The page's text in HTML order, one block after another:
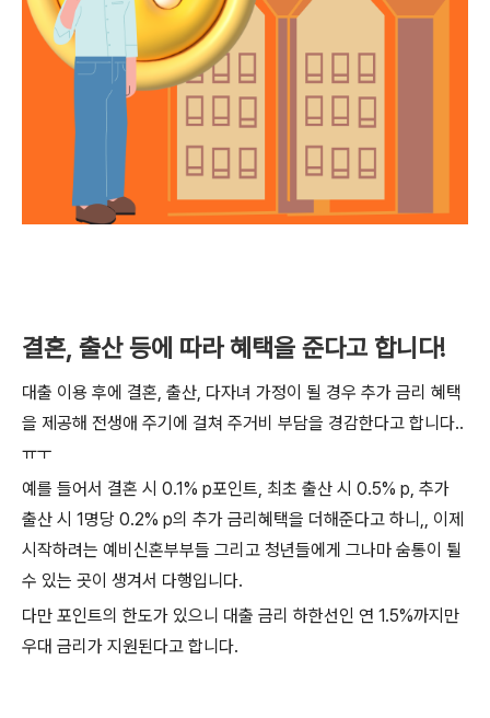
결혼, 출산 등에 따라 혜택을 준다고 합니다!
대출 이용 후에 결혼, 출산, 다자녀 가정이 될 경우 추가 금리 혜택
을 제공해 전생애 주기에 걸쳐 주거비 부담을 경감한다고 합니다..
ㅠㅜ
예를 들어서 결혼 시 0.1% p포인트, 최초 출산 시 0.5% p, 추가
출산 시 1명당 0.2% p의 추가 금리혜택을 더해준다고 하니,, 이제
시작하려는 예비신혼부부들 그리고 청년들에게 그나마 숨통이 튈
수 있는 곳이 생겨서 다행입니다.
다만 포인트의 한도가 있으니 대출 금리 하한선인 연 1.5%까지만
우대 금리가 지원된다고 합니다.